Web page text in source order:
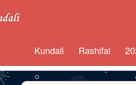
Kundali Rashifal